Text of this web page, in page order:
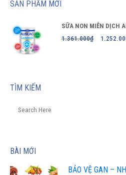
SẢN PHẨM MỚI
SỮA NON MIỄN DỊCH
1.361.000₫
TÌM KIẾM
BÀI MỚI
BẢO VỆ GAN –